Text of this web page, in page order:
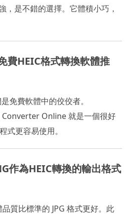
，是不錯的選擇。它體積小巧，
費HEIC格式轉換軟體推
免費軟體中的佼佼者。
Online 就是一個很好
式更容易使用。
作為HEIC轉換的輸出格式
質比標準的 JPG 格式更好。此